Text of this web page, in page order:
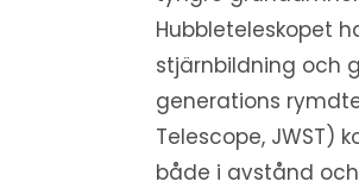
Hubbleteleskopet
stjärnbildning och
generations
Telescope, JWST)
både i avstånd